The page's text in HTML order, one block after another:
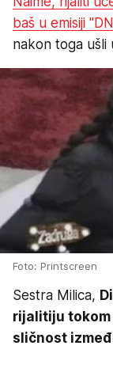
baš u emisiji
nakon toga ušli
Foto: Printscreen
Sestra Milica,
rijalitiju tokom
sličnost